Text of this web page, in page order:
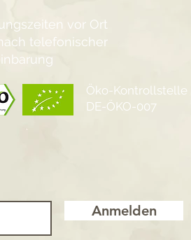
vor Ort
telefonischer
Öko-Kontrollstelle
DE-ÖKO-007
Anmelden